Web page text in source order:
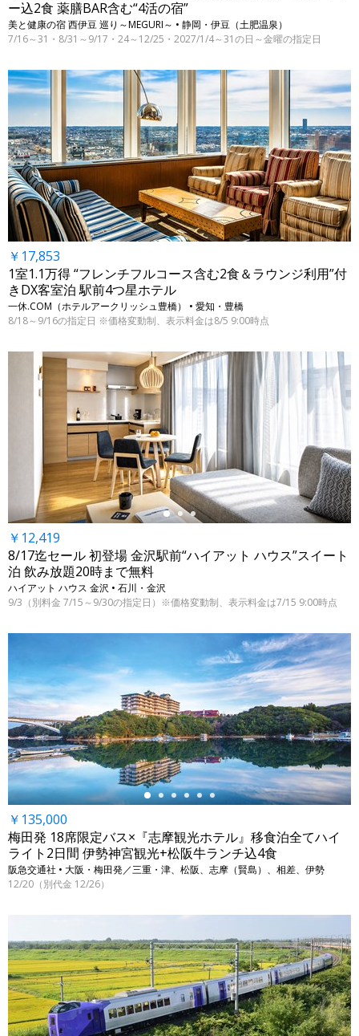
ー込2食 薬膳BAR含む“4活の宿”
美と健康の宿 西伊豆 巡り～MEGURI～ • 静岡・伊豆（土肥温泉）
7/16～31・8/31～9/17・24～12/25・2027/1/4～31の日～金曜の指定日
￥17,853
1室1.1万得 “フレンチフルコース含む2食＆ラウンジ利用”付
きDX客室泊 駅前4つ星ホテル
一休.COM（ホテルアークリッシュ豊橋） • 愛知・豊橋
8/18～9/16の指定日 ※価格変動制、表示料金は8/5 9:00時点
￥12,419
8/17迄セール 初登場 金沢駅前“ハイアット ハウス”スイート
泊 飲み放題20時まで無料
ハイアット ハウス 金沢 • 石川・金沢
9/3（別料金 7/15～9/30の指定日）※価格変動制、表示料金は7/15 9:00時点
←
￥135,000
梅田発 18席限定バス×『志摩観光ホテル』移食泊全てハイ
ライト2日間 伊勢神宮観光+松阪牛ランチ込4食
阪急交通社 • 大阪・梅田発／三重・津、松阪、志摩（賢島）、相差、伊勢
12/20（別代金 12/26）